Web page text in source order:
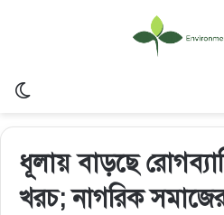
ধূলায় বাড়ছে
খরচ; নাগরিক